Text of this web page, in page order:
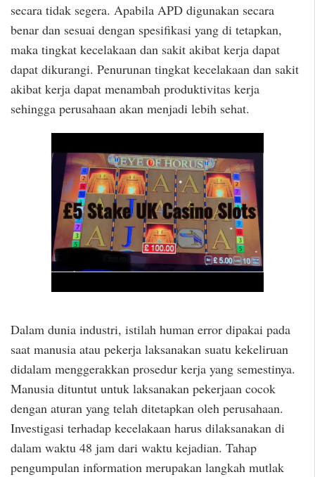
secara tidak segera. Apabila APD digunakan secara
benar dan sesuai dengan spesifikasi yang di tetapkan,
maka tingkat kecelakaan dan sakit akibat kerja dapat
dapat dikurangi. Penurunan tingkat kecelakaan dan sakit
akibat kerja dapat menambah produktivitas kerja
sehingga perusahaan akan menjadi lebih sehat.
Dalam dunia industri, istilah human error dipakai pada
saat manusia atau pekerja laksanakan suatu kekeliruan
didalam menggerakkan prosedur kerja yang semestinya.
Manusia dituntut untuk laksanakan pekerjaan cocok
dengan aturan yang telah ditetapkan oleh perusahaan.
Investigasi terhadap kecelakaan harus dilaksanakan di
dalam waktu 48 jam dari waktu kejadian. Tahap
pengumpulan information merupakan langkah mutlak